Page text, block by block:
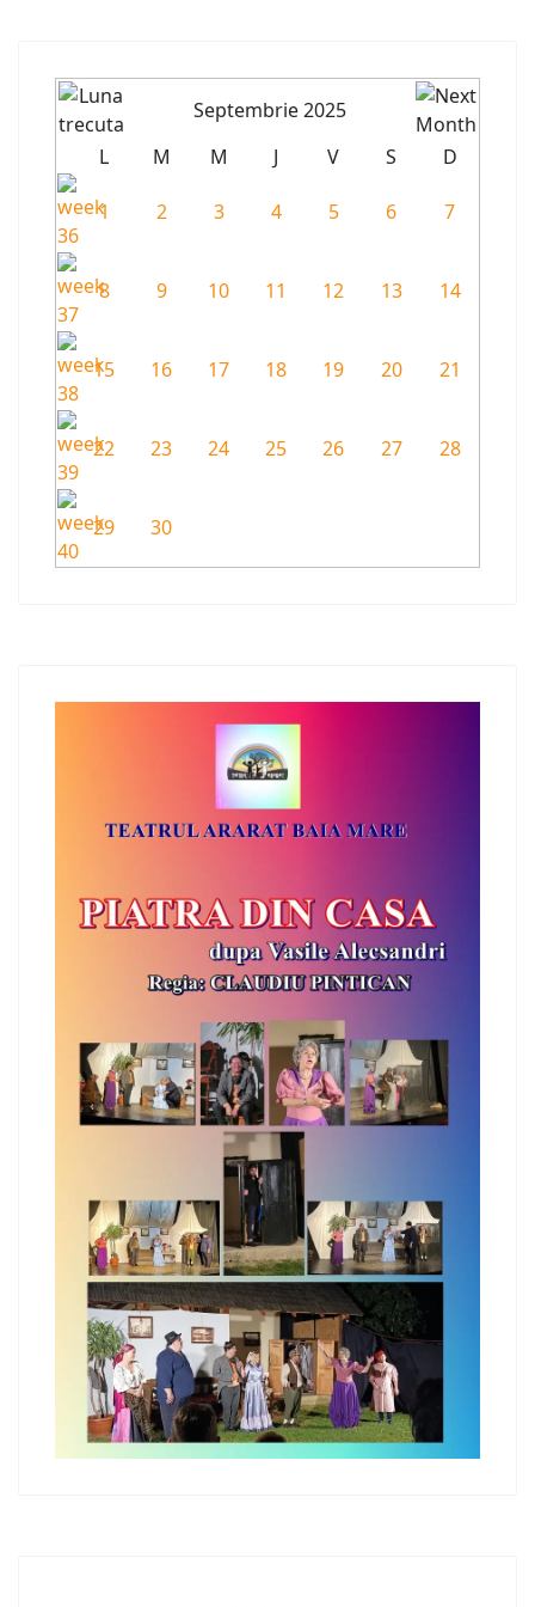
Septembrie 2025
L
M M J V S D
1 2 3 4 5 6 7
8 9 10 11 12 13 14
15 16 17 18 19 20 21
22 23 24 25 26 27 28
29 30